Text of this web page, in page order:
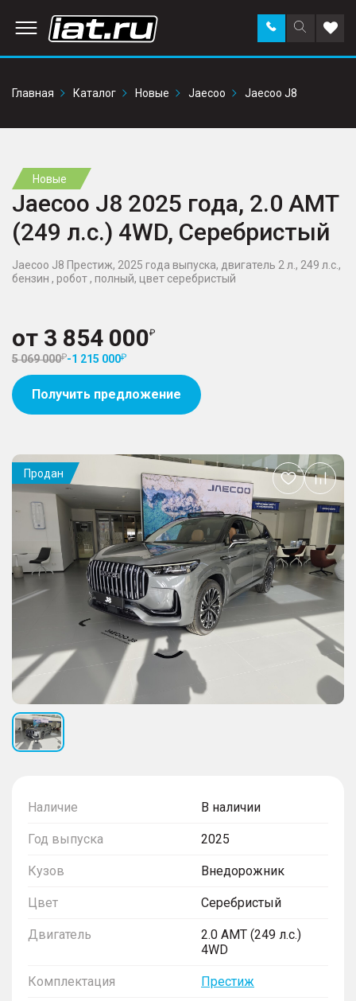
Поиск
по
Заказать
звонок в
Главная
Каталог Новые Jaecoo Jaecoo J8
Новые
Jaecoo J8 2025 года, 2.0 AMT
(249 л.с.) 4WD, Серебристый
Jaecoo J8 Престиж, 2025 года выпуска, двигатель 2 л., 249 л.с.,
бензин , робот , полный, цвет серебристый
от 3 854 000
5 069 000 -1 215 000
Получить предложение
Наличие В наличии
Год выпуска 2025
Кузов Внедорожник
Цвет Серебристый
Двигатель
2.0 AMT (249 л.с.)
4WD
Комплектация Престиж
Продан
Добавить
в
избранное